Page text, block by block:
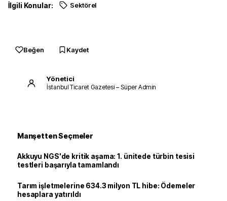
İlgili Konular: Sektörel
Beğen Kaydet
Yönetici
İstanbul Ticaret Gazetesi – Süper Admin
Manşetten Seçmeler
Akkuyu NGS'de kritik aşama: 1. ünitede türbin tesisi
testleri başarıyla tamamlandı
Tarım işletmelerine 634.3 milyon TL hibe: Ödemeler
hesaplara yatırıldı